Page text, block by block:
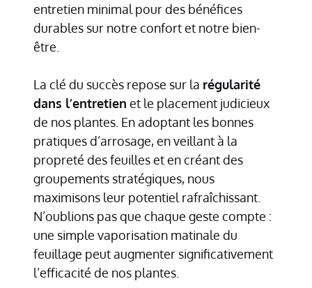
entretien minimal pour des bénéfices
durables sur notre confort et notre bien-
être.
La clé du succès repose sur la régularité
dans l’entretien et le placement judicieux
de nos plantes. En adoptant les bonnes
pratiques d’arrosage, en veillant à la
propreté des feuilles et en créant des
groupements stratégiques, nous
maximisons leur potentiel rafraîchissant.
N’oublions pas que chaque geste compte :
une simple vaporisation matinale du
feuillage peut augmenter significativement
l’efficacité de nos plantes.